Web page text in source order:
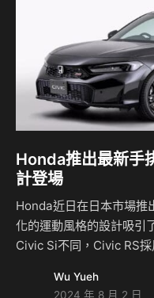
Honda推出最新
計登場
Honda近日在日本市場推
化的運動風格的設計吸引
Civic Si不同，Civic RS
趣，但在動力部分並沒有
Wu Yueh
2024 年 8 月 2 日